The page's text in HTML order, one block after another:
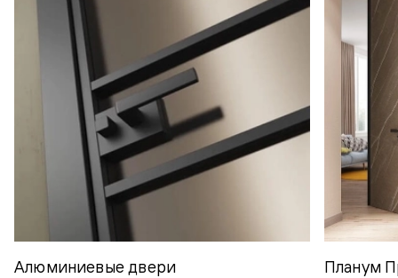
Алюминиевые двери Планум